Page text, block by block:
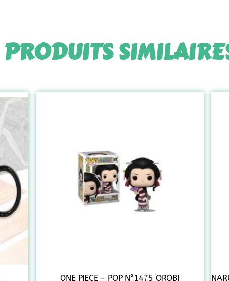
PRODUITS
ONE PIECE – POP N°1475 OROBI